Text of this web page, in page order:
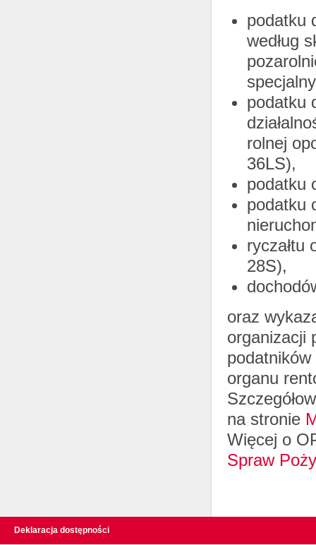
podatku
według
podatku
rolnej
36LS),
podatku
podatku
ryczałtu
28S),
oraz
organizacji
organu
na stronie
Więcej o
Spraw
Deklaracja dostępności